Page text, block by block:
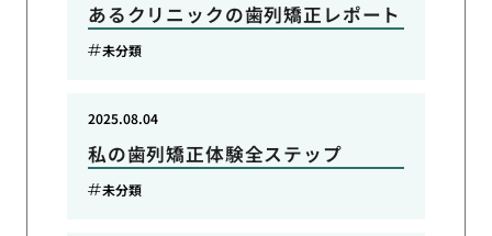
あるクリニックの歯列矯正レポート
未分類
私の歯列矯正体験全ステップ
2025.08.04
未分類